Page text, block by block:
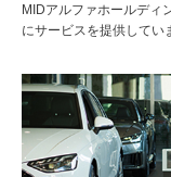
MIDアルファホールディ
にサービスを提供してい